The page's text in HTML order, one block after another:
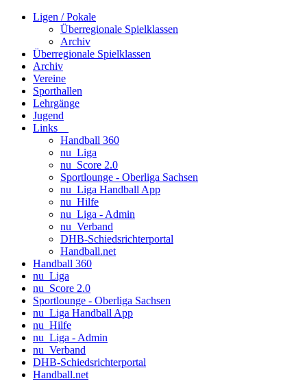
Ligen / Pokale
Überregionale Spielklassen
Archiv
Überregionale Spielklassen
Archiv
Vereine
Sporthallen
Lehrgänge
Jugend
Links
Handball 360
nu_Liga
nu_Score 2.0
Sportlounge - Oberliga Sachsen
nu_Liga Handball App
nu_Hilfe
nu_Liga - Admin
nu_Verband
DHB-Schiedsrichterportal
Handball.net
Handball 360
nu_Liga
nu_Score 2.0
Sportlounge - Oberliga Sachsen
nu_Liga Handball App
nu_Hilfe
nu_Liga - Admin
nu_Verband
DHB-Schiedsrichterportal
Handball.net